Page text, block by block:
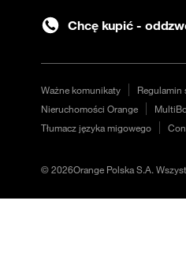
Chcę kupić -
Ważne komunikaty Regulamin
Nieruchomości Orange
Tłumacz języka migowego
©2026Orange Polska S.A.